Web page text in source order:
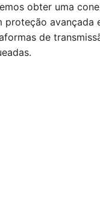
obter uma
avançada
de